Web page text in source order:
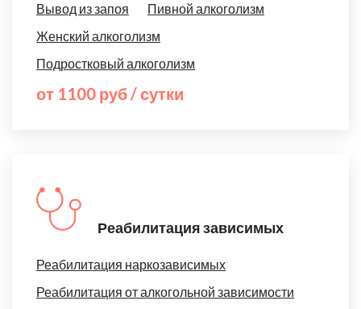
Вывод из запоя
Пивной алкоголизм
Женский алкоголизм
Подростковый алкоголизм
от 1100 руб / сутки
Реабилитация зависимых
Реабилитация наркозависимых
Реабилитация от алкогольной зависимости